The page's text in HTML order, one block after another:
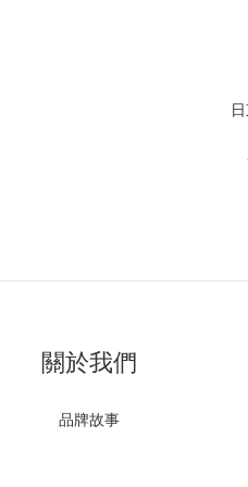
關於我們
品牌故事